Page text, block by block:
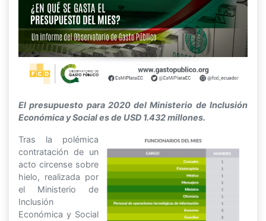
El presupuesto para 2020 del Ministerio de Inclusión
Económica y Social es de USD 1.432 millones.
Tras la polémica
contratación de un
acto circense sobre
hielo, realizada por
el Ministerio de
Inclusión
Económica y Social